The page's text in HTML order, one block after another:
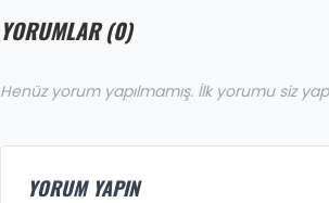
YORUMLAR (0)
Henüz yorum yapılmamış. İlk yorumu siz
YORUM YAPIN